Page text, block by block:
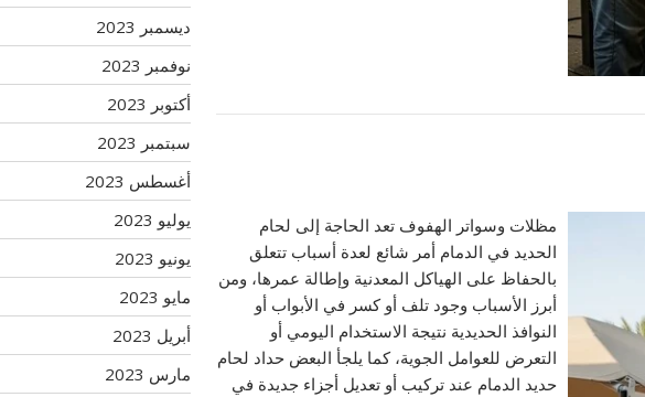
مظلات وسواتر الهفوف تعد الحاجة إلى لحام
الحديد في الدمام أمر شائع لعدة أسباب تتعلق
بالحفاظ على الهياكل المعدنية وإطالة عمرها، ومن
أبرز الأسباب وجود تلف أو كسر في الأبواب أو
النوافذ الحديدية نتيجة الاستخدام اليومي أو
التعرض للعوامل الجوية، كما يلجأ البعض حداد لحام
حديد الدمام عند تركيب أو تعديل أجزاء جديدة في
ديسمبر 2023
نوفمبر 2023
أكتوبر 2023
سبتمبر 2023
أغسطس 2023
يوليو 2023
يونيو 2023
مايو 2023
أبريل 2023
مارس 2023